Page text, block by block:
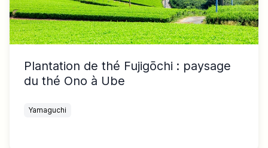
Plantation de thé Fujigōchi : paysage
du thé Ono à Ube
Yamaguchi